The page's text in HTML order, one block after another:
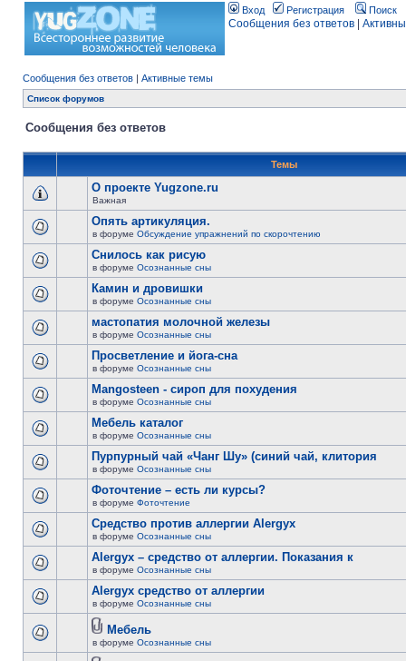
Вход Регистрация Поиск
Сообщения без ответов
Сообщения без ответов | Активные темы
Список форумов
Сообщения без ответов
Темы
О проекте Yugzone.ru
Важная
Опять артикуляция.
в форуме Обсуждение упражнений по скорочтению
Снилось как рисую
в форуме Осознанные сны
Камин и дровишки
в форуме Осознанные сны
мастопатия молочной железы
в форуме Осознанные сны
Просветление и йога-сна
в форуме Осознанные сны
Mangosteen - сироп для похудения
в форуме Осознанные сны
Мебель каталог
в форуме Осознанные сны
Пурпурный чай «Чанг Шу» (синий чай, клитория
в форуме Осознанные сны
Фоточтение – есть ли курсы?
в форуме Фоточтение
Cредство против аллергии Alergyx
в форуме Осознанные сны
Alergyx – средство от аллергии. Показания к
в форуме Осознанные сны
Alergyx средство от аллергии
в форуме Осознанные сны
Мебель
в форуме Осознанные сны